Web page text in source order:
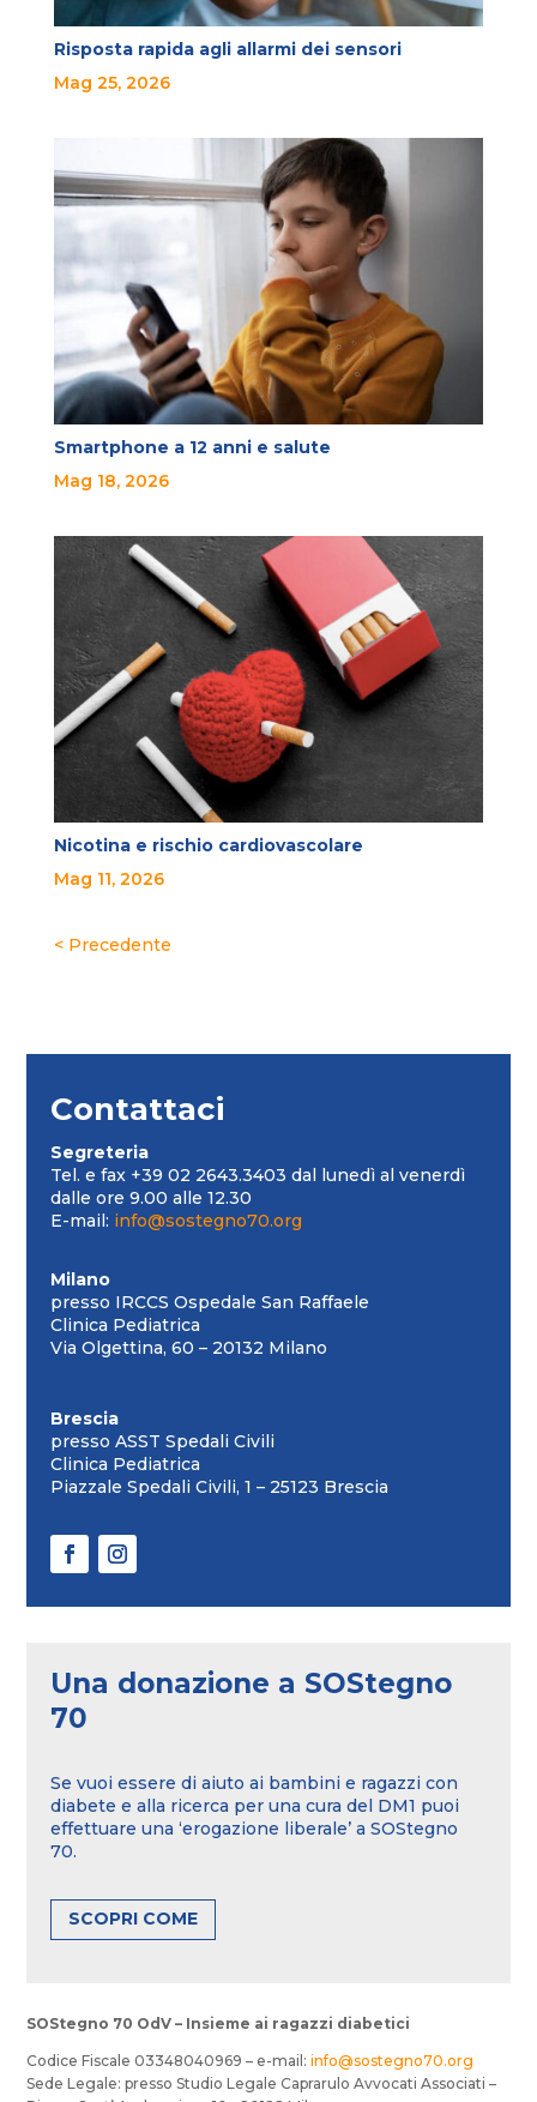
Risposta rapida agli allarmi dei sensori
Mag 25, 2026
Smartphone a 12 anni e salute
Mag 18, 2026
Nicotina e rischio cardiovascolare
Mag 11, 2026
Contattaci
Segreteria
Tel. e fax +39 02 2643.3403 dal lunedì al venerdì
dalle ore 9.00 alle 12.30
E-mail: info@sostegno70.org
Milano
presso IRCCS Ospedale San Raffaele
Clinica Pediatrica
Via Olgettina, 60 – 20132 Milano
Brescia
presso ASST Spedali Civili
Clinica Pediatrica
Piazzale Spedali Civili, 1 – 25123 Brescia
Una donazione a SOStegno
70
Se vuoi essere di aiuto ai bambini e ragazzi con
diabete e alla ricerca per una cura del DM1 puoi
effettuare una ‘erogazione liberale’ a SOStegno
70.
SCOPRI COME
SOStegno 70 OdV – Insieme ai ragazzi diabetici
Codice Fiscale 03348040969 – e-mail:info@sostegno70.org
Sede Legale: presso Studio Legale Caprarulo Avvocati Associati –